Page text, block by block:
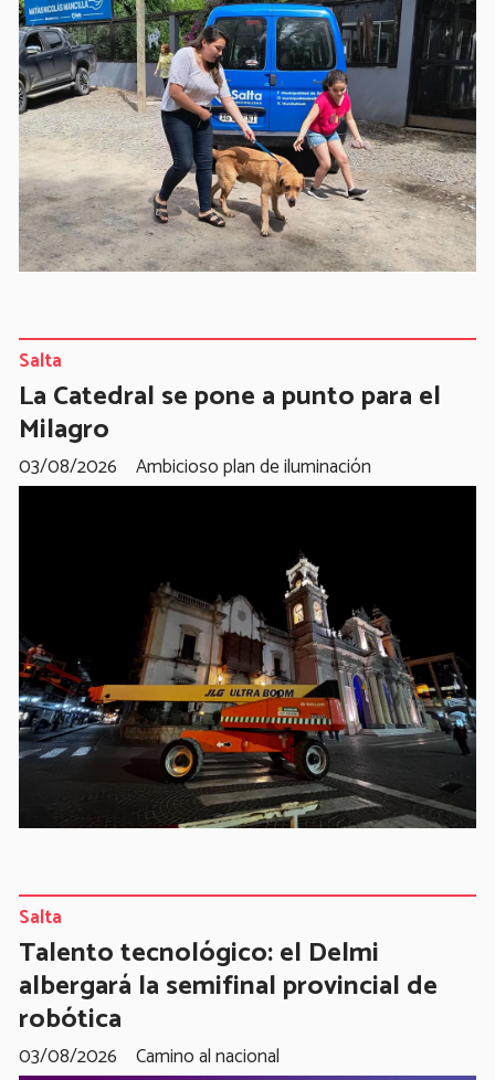
La Catedral se pone a punto para el
Milagro
Ambicioso plan de iluminación
Salta
03/08/2026
Talento tecnológico: el Delmi
albergará la semifinal provincial de
robótica
Camino al nacional
Salta
03/08/2026